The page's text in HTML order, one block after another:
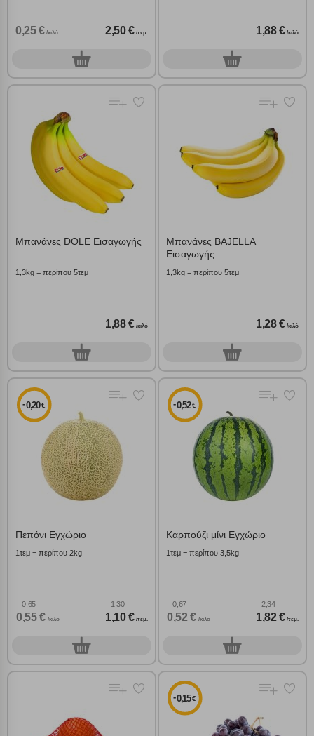
0,25 € /κιλό 2,50 € /τεμ.
0τεμ.
1,88 € /κιλό
0γρ.
Μπανάνες DOLE Εισαγωγής
1,3kg = περίπου 5τεμ
1,88 € /κιλό
0γρ.
Μπανάνες BAJELLA
Εισαγωγής
1,3kg = περίπου 5τεμ
1,28 € /κιλό
0γρ.
-0,20€
Πεπόνι Εγχώριο
1τεμ = περίπου 2kg
0,65
0,55 € /κιλό
1,30
1,10 € /τεμ.
0τεμ.
-0,52€
Καρπούζι μίνι Εγχώριο
1τεμ = περίπου 3,5kg
0,67
0,52 € /κιλό
2,34
1,82 € /τεμ.
0τεμ.
-0,15€